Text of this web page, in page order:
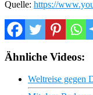
Quelle: https://
Ähnliche Videos:
Weltreise gegen